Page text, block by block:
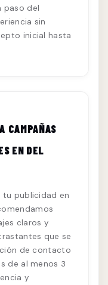
paso del
sin
inicial hasta
CAMPAÑAS
EN DEL
tu publicidad en
claros y
que se
de contacto
de al menos 3
y